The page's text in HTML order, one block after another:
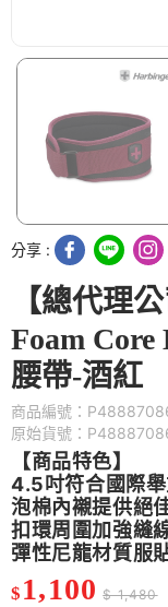
分享 :
【總代理
Foam Core
腰帶-酒紅
商品編號：
原始貨號：
【商品特色】
4.5吋符合國際
泡棉內襯提供絕
扣環周圍加強縫
彈性尼龍材質服
$ 1,100 $ 1,480